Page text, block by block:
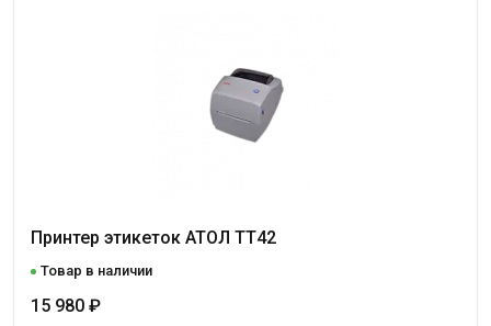
Принтер этикеток АТОЛ ТТ42
Товар в наличии
15 980 ₽